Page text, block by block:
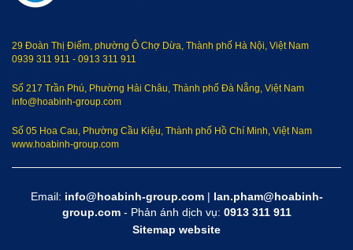
29 Đoàn Thị Điểm, phường Ô Chợ Dừa, Thành phố Hà Nội, Việt Nam
0939 311 911 - 0913 311 911
Số 217 Trần Phú, Phường Hải Châu, Thành phố Đà Nẵng, Việt Nam
info@hoabinh-group.com
Số 05 Hoa Cau, Phường Cầu Kiệu, Thành phố Hồ Chí Minh, Việt Nam
www.hoabinh-group.com
Email: info@hoabinh-group.com| lan.pham@hoabinh-
group.com- Phản ánh dịch vụ: 0913 311 911
Sitemap website